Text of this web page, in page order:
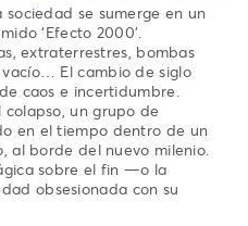
sociedad se sumerge en un
‘Efecto 2000’.
extraterrestres, bombas
El cambio de siglo
caos e incertidumbre.
un grupo de
en el tiempo dentro de un
al borde del nuevo milenio.
sobre el fin —o la
obsesionada con su